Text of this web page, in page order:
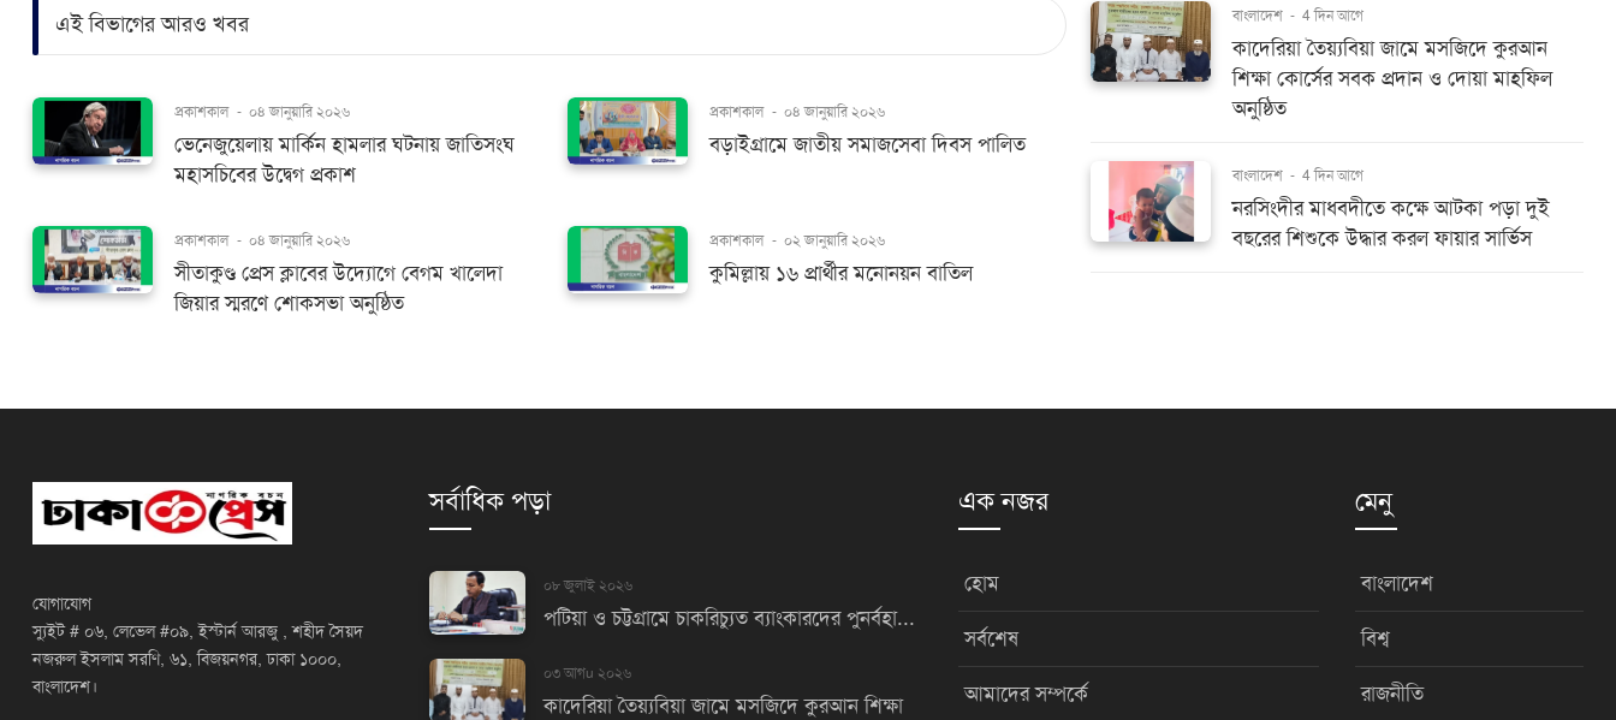
এই বিভাগের আরও খবর
প্রকাশকাল - ০৪ জানুয়ারি ২০২৬
ভেনেজুয়েলায় মার্কিন হামলার ঘটনায় জাতিসংঘ
মহাসচিবের ‍উদ্বেগ প্রকাশ
প্রকাশকাল - ০৪ জানুয়ারি ২০২৬
বড়াইগ্রামে জাতীয় সমাজসেবা দিবস পালিত
প্রকাশকাল - ০৪ জানুয়ারি ২০২৬
সীতাকুণ্ড প্রেস ক্লাবের উদ্যোগে বেগম খালেদা
জিয়ার স্মরণে শোকসভা অনুষ্ঠিত
প্রকাশকাল - ০২ জানুয়ারি ২০২৬
কুমিল্লায় ১৬ প্রার্থীর মনোনয়ন বাতিল
বাংলাদেশ - 4 দিন আগে
কাদেরিয়া তৈয়্যবিয়া জামে মসজিদে কুরআন
শিক্ষা কোর্সের সবক প্রদান ও দোয়া মাহফিল
অনুষ্ঠিত
বাংলাদেশ - 4 দিন আগে
নরসিংদীর মাধবদীতে কক্ষে আটকা পড়া দুই
বছরের শিশুকে উদ্ধার করল ফায়ার সার্ভিস
যোগাযোগ
স্যুইট # ০৬, লেভেল #০৯, ইস্টার্ন আরজু , শহীদ সৈয়দ
নজরুল ইসলাম সরণি, ৬১, বিজয়নগর, ঢাকা ১০০০,
বাংলাদেশ।
সর্বাধিক পড়া
০৮ জুলাই ২০২৬
পটিয়া ও চট্টগ্রামে চাকরিচ্যুত ব্যাংকারদের পুনর্বহা...
০৩ আগu ২০২৬
কাদেরিয়া তৈয়্যবিয়া জামে মসজিদে কুরআন শিক্ষা
এক নজর
হোম
সর্বশেষ
আমাদের সম্পর্কে
মেনু
বাংলাদেশ
বিশ্ব
রাজনীতি